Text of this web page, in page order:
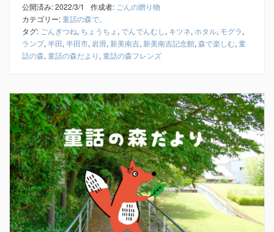
公開済み: 2022/3/1 作成者: ごんの贈り物
カテゴリー:童話の森で。
タグ: ごんぎつね, ちょうちょ , でんでんむし, キツネ, ホタル, モグラ,
ランプ, 半田, 半田市, 岩滑, 新美南吉, 新美南吉記念館, 森で楽しむ, 童
話の森, 童話の森だより , 童話の森フレンズ